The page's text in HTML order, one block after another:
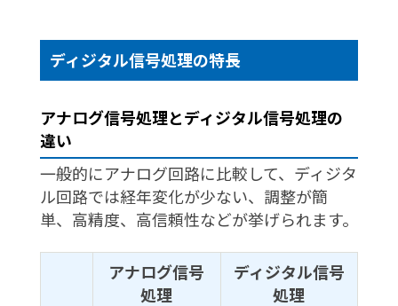
ディジタル信号処理の特長
アナログ信号処理とディジタル信号処理の
違い
一般的にアナログ回路に比較して、ディジタ
ル回路では経年変化が少ない、調整が簡
単、高精度、高信頼性などが挙げられます。
アナログ信号
処理
ディジタル信号
処理